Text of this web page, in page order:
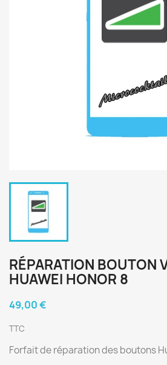
RÉPARATION BOUTON
HUAWEI HONOR 8
49,00 €
TTC
Forfait de réparation des boutons